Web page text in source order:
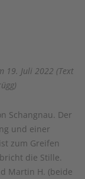
19. Juli 2022 (Text
Schangnau. Der
und einer
zum Greifen
die Stille.
Martin H. (beide